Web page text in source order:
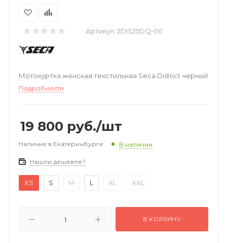
Артикул: 2DIS25DQ-00
Мотокуртка женская текстильная Seca District черный
Подробности
19 800 руб./шт
Наличие в Екатеринбурге В наличии
Нашли дешевле?
XS S M L XL XXL
В КОРЗИНУ